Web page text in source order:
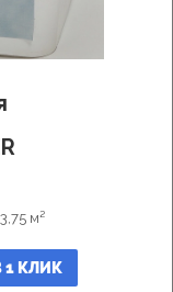
м²
1 КЛИК